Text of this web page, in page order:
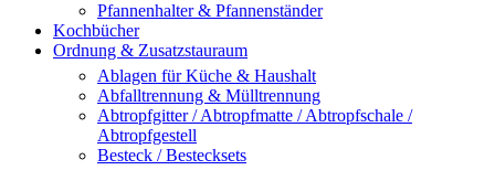
Pfannenhalter & Pfannenständer
Kochbücher
Ordnung & Zusatzstauraum
Ablagen für Küche & Haushalt
Abfalltrennung & Mülltrennung
Abtropfgitter / Abtropfmatte / Abtropfschale /
Abtropfgestell
Besteck / Bestecksets